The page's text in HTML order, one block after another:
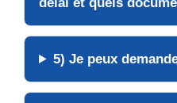
5) Je peux